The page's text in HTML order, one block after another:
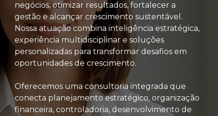
negócios, otimizar resultados, fortalecer a
gestão e alcançar crescimento sustentável.
Nossa atuação combina inteligência estratégica,
experiência multidisciplinar e soluções
personalizadas para transformar desafios em
oportunidades de crescimento.
Oferecemos uma consultoria integrada que
conecta planejamento estratégico, organização
financeira, controladoria, desenvolvimento de